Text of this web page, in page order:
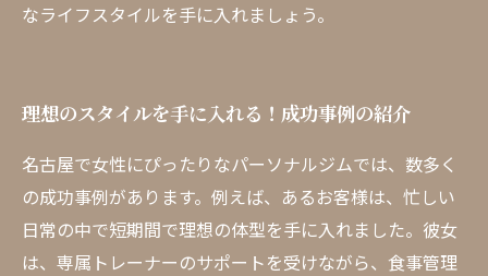
なライフスタイルを手に入れましょう。
理想のスタイルを手に入れる！成功事例の紹介
名古屋で女性にぴったりなパーソナルジムでは、数多く
の成功事例があります。例えば、あるお客様は、忙しい
日常の中で短期間で理想の体型を手に入れました。彼女
は、専属トレーナーのサポートを受けながら、食事管理